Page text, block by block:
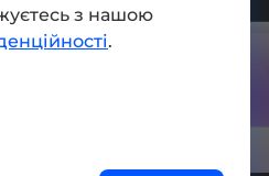
МЕРЕЖІ
з нашою
.